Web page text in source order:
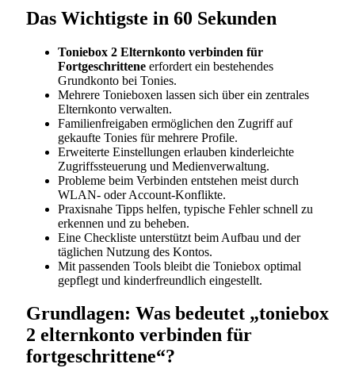
Das Wichtigste in 60 Sekunden
Toniebox 2 Elternkonto verbinden für
Fortgeschrittene erfordert ein bestehendes
Grundkonto bei Tonies.
Mehrere Tonieboxen lassen sich über ein zentrales
Elternkonto verwalten.
Familienfreigaben ermöglichen den Zugriff auf
gekaufte Tonies für mehrere Profile.
Erweiterte Einstellungen erlauben kinderleichte
Zugriffssteuerung und Medienverwaltung.
Probleme beim Verbinden entstehen meist durch
WLAN- oder Account-Konflikte.
Praxisnahe Tipps helfen, typische Fehler schnell zu
erkennen und zu beheben.
Eine Checkliste unterstützt beim Aufbau und der
täglichen Nutzung des Kontos.
Mit passenden Tools bleibt die Toniebox optimal
gepflegt und kinderfreundlich eingestellt.
Grundlagen: Was bedeutet „toniebox
2 elternkonto verbinden für
fortgeschrittene“?